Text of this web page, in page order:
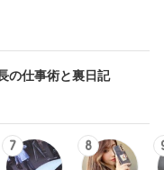
の仕事術と裏日記
7 8